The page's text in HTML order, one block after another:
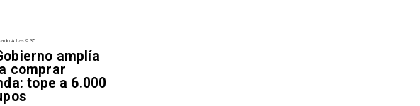
A Las 9:35
amplía
comprar
tope a 6.000